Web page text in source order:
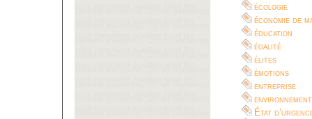
écologie
économie de
éducation
égalité
élites
émotions
entreprise
environnement
État